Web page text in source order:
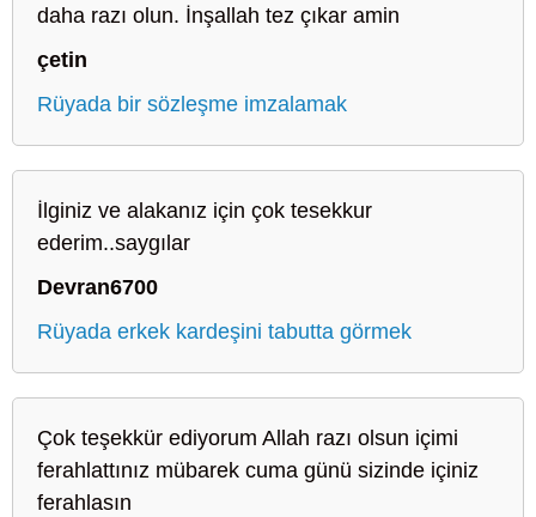
daha razı olun. İnşallah tez çıkar amin
çetin
Rüyada bir sözleşme imzalamak
İlginiz ve alakanız için çok tesekkur
ederim..saygılar
Devran6700
Rüyada erkek kardeşini tabutta görmek
Çok teşekkür ediyorum Allah razı olsun içimi
ferahlattınız mübarek cuma günü sizinde içiniz
ferahlasın